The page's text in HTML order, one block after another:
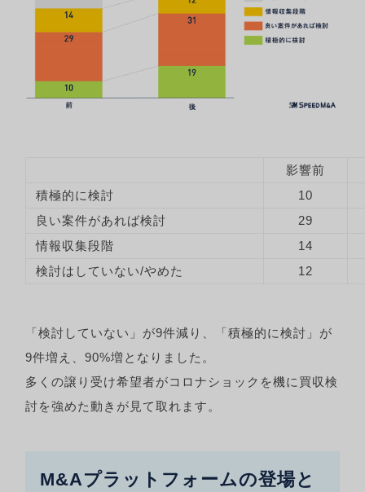
影響前
積極的に検討
10
良い案件があれば検討
29
情報収集段階
14
検討はしていない/やめた
12
「検討していない」が9件減り、「積極的に検討」が
9件増え、90%増となりました。
多くの譲り受け希望者がコロナショックを機に買収検
討を強めた動きが見て取れます。
M&Aプラットフォームの登場と